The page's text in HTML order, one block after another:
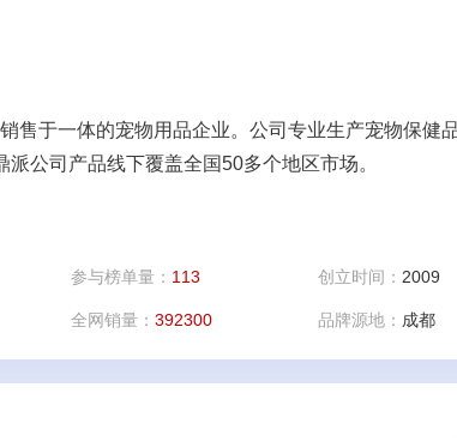
售于一体的宠物用品企业。公司专业生产宠物保健
公司产品线下覆盖全国50多个地区市场。
参与榜单量： 113 创立时间： 2009
全网销量： 392300 品牌源地： 成都